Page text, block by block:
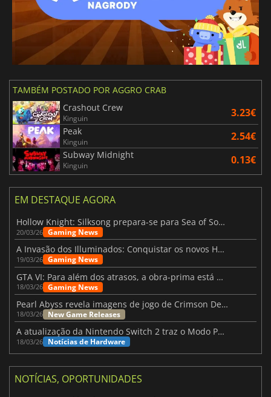
TAMBÉM POSTADO POR AGGRO CRAB
Crashout Crew
Kinguin 3.23€
Peak
Kinguin 2.54€
Subway Midnight
Kinguin 0.13€
EM DESTAQUE AGORA
Hollow Knight: Silksong prepara-se para Sea of Sorrow com um patch
20/03/26 Gaming News
A Invasão dos Illuminados: Conquistar os novos Helldivers 2 Atualização!
19/03/26 Gaming News
GTA VI: Para além dos atrasos, a obra-prima está quase a chegar
18/03/26 Gaming News
Pearl Abyss revela imagens de jogo de Crimson Desert para a PS5
18/03/26 New Game Releases
A atualização da Nintendo Switch 2 traz o Modo Portátil aos jogos mais antigos da Switch
18/03/26 Notícias de Hardware
NOTÍCIAS, OPORTUNIDADES